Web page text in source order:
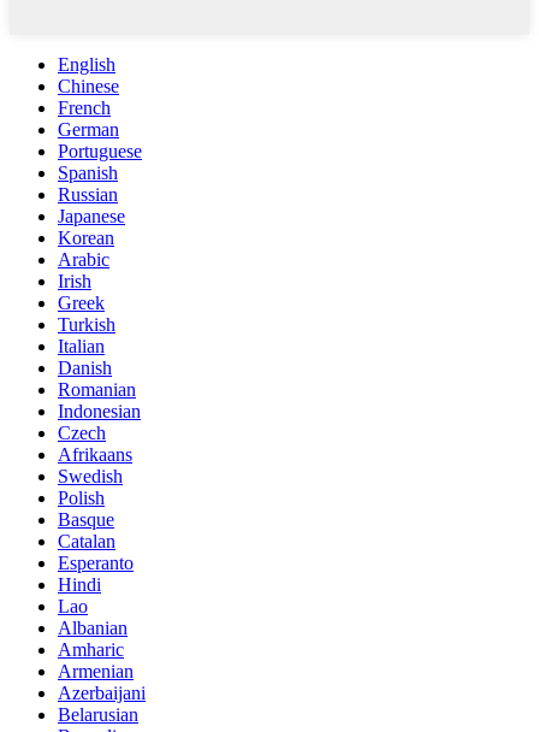
English
Chinese
French
German
Portuguese
Spanish
Russian
Japanese
Korean
Arabic
Irish
Greek
Turkish
Italian
Danish
Romanian
Indonesian
Czech
Afrikaans
Swedish
Polish
Basque
Catalan
Esperanto
Hindi
Lao
Albanian
Amharic
Armenian
Azerbaijani
Belarusian